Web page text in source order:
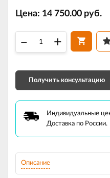
Цена: 14 750.00 руб.
– +
Получить консультацию
Индивидуальные
Доставка по России.
Описание